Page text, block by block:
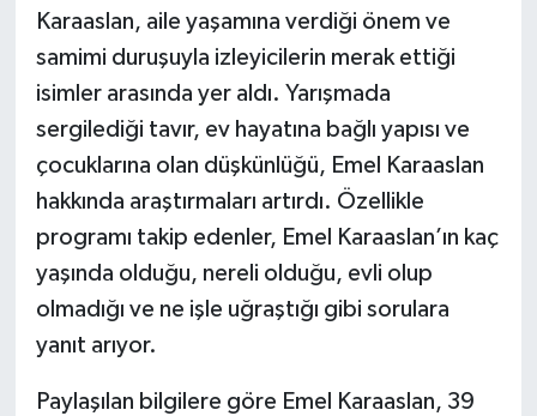
Karaaslan, aile yaşamına verdiği önem ve
samimi duruşuyla izleyicilerin merak ettiği
isimler arasında yer aldı. Yarışmada
sergilediği tavır, ev hayatına bağlı yapısı ve
çocuklarına olan düşkünlüğü, Emel Karaaslan
hakkında araştırmaları artırdı. Özellikle
programı takip edenler, Emel Karaaslan’ın kaç
yaşında olduğu, nereli olduğu, evli olup
olmadığı ve ne işle uğraştığı gibi sorulara
yanıt arıyor.
Paylaşılan bilgilere göre Emel Karaaslan, 39
Doğanyurt Haberleri
Hanönü Haberleri
İhsangazi Haberleri
Küre Haberleri
Merkez Haberleri
Pınarbaşı Haberleri